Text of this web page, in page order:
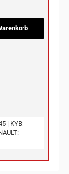
die Schaltflächen
| KYB: